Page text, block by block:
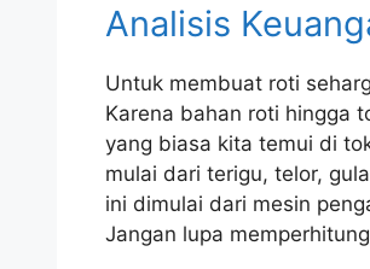
Analisis
Untuk membuat roti
Karena bahan roti hingga
yang biasa kita temui di
mulai dari terigu, telor,
ini dimulai dari mesin
Jangan lupa